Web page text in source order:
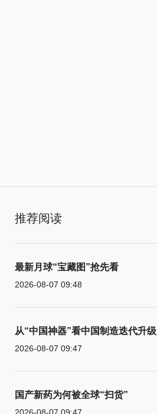
推荐阅读
最新月球“宝藏图”抢先看
2026-08-07 09:48
从“中国神器”看中国制造迭代升级
2026-08-07 09:47
国产新药为何被全球“扫货”
2026-08-07 09:47